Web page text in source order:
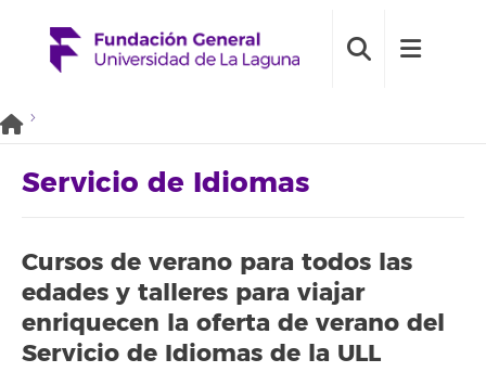
Servicio de Idiomas
Cursos de verano para todos las
edades y talleres para viajar
enriquecen la oferta de verano del
Servicio de Idiomas de la ULL